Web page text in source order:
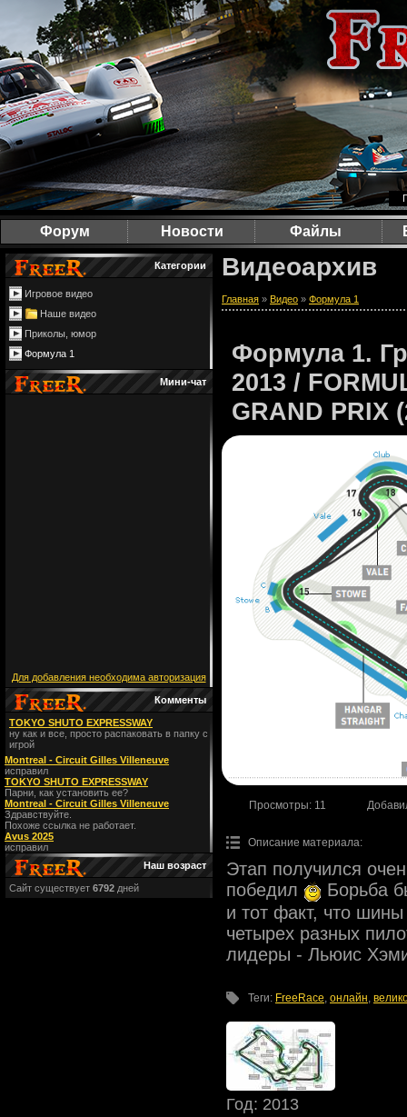
Форум Новости Файлы
Категории
Игровое видео
Наше видео
Приколы, юмор
Формула 1
Мини-чат
Для добавления необходима авторизация
Комменты
TOKYO SHUTO EXPRESSWAY
ну как и все, просто распаковать в папку с
игрой
Montreal - Circuit Gilles Villeneuve
исправил
TOKYO SHUTO EXPRESSWAY
Парни, как установить ее?
Montreal - Circuit Gilles Villeneuve
Здравствуйте.
Похоже ссылка не работает.
Avus 2025
исправил
Наш возраст
Сайт существует 6792 дней
Видеоархив
Главная » Видео » Формула 1
Формула 1.
2013 /
GRAND PRIX
Просмотры: 11
Описание материала:
Этап получился
победил
Борьба
и тот факт, что
четырех разных
лидеры - Льюис
Теги: FreeRace онлайн
Год: 2013